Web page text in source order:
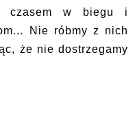
czasem w biegu i
Nie róbmy z nich
że nie dostrzegamy